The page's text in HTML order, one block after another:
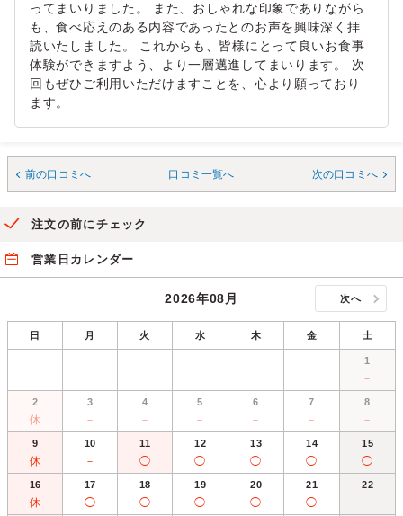
ってまいりました。 また、おしゃれな印象でありながら
も、食べ応えのある内容であったとのお声を興味深く拝
読いたしました。 これからも、皆様にとって良いお食事
体験ができますよう、より一層邁進してまいります。 次
回もぜひご利用いただけますことを、心より願っており
ます。
前の口コミへ 口コミ一覧へ 次の口コミへ
注文の前にチェック
営業日カレンダー
2026年08月 次へ
日 月 火 水 木 金 土
1
－
2
休
3
－
4
－
5
－
6
－
7
－
8
－
9
休
10
－
11
◯
12
◯
13
◯
14
◯
15
◯
16
休
17
◯
18
◯
19
◯
20
◯
21
◯
22
－